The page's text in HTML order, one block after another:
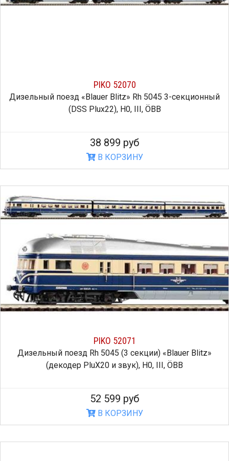
PIKO 52070
Дизельный поезд «Blauer Blitz» Rh 5045 3-секционный
(DSS Plux22), H0, III, ÖBB
38 899 руб
В КОРЗИНУ
PIKO 52071
Дизельный поезд Rh 5045 (3 секции) «Blauer Blitz»
(декодер PluX20 и звук), H0, III, ÖBB
52 599 руб
В КОРЗИНУ